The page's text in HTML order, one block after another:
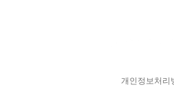
개인정보처리